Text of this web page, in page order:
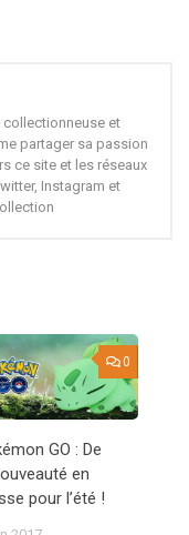
collectionneuse et
partager sa passion
ce site et les réseaux
Instagram et
0
GO : De
en
pour l’été !